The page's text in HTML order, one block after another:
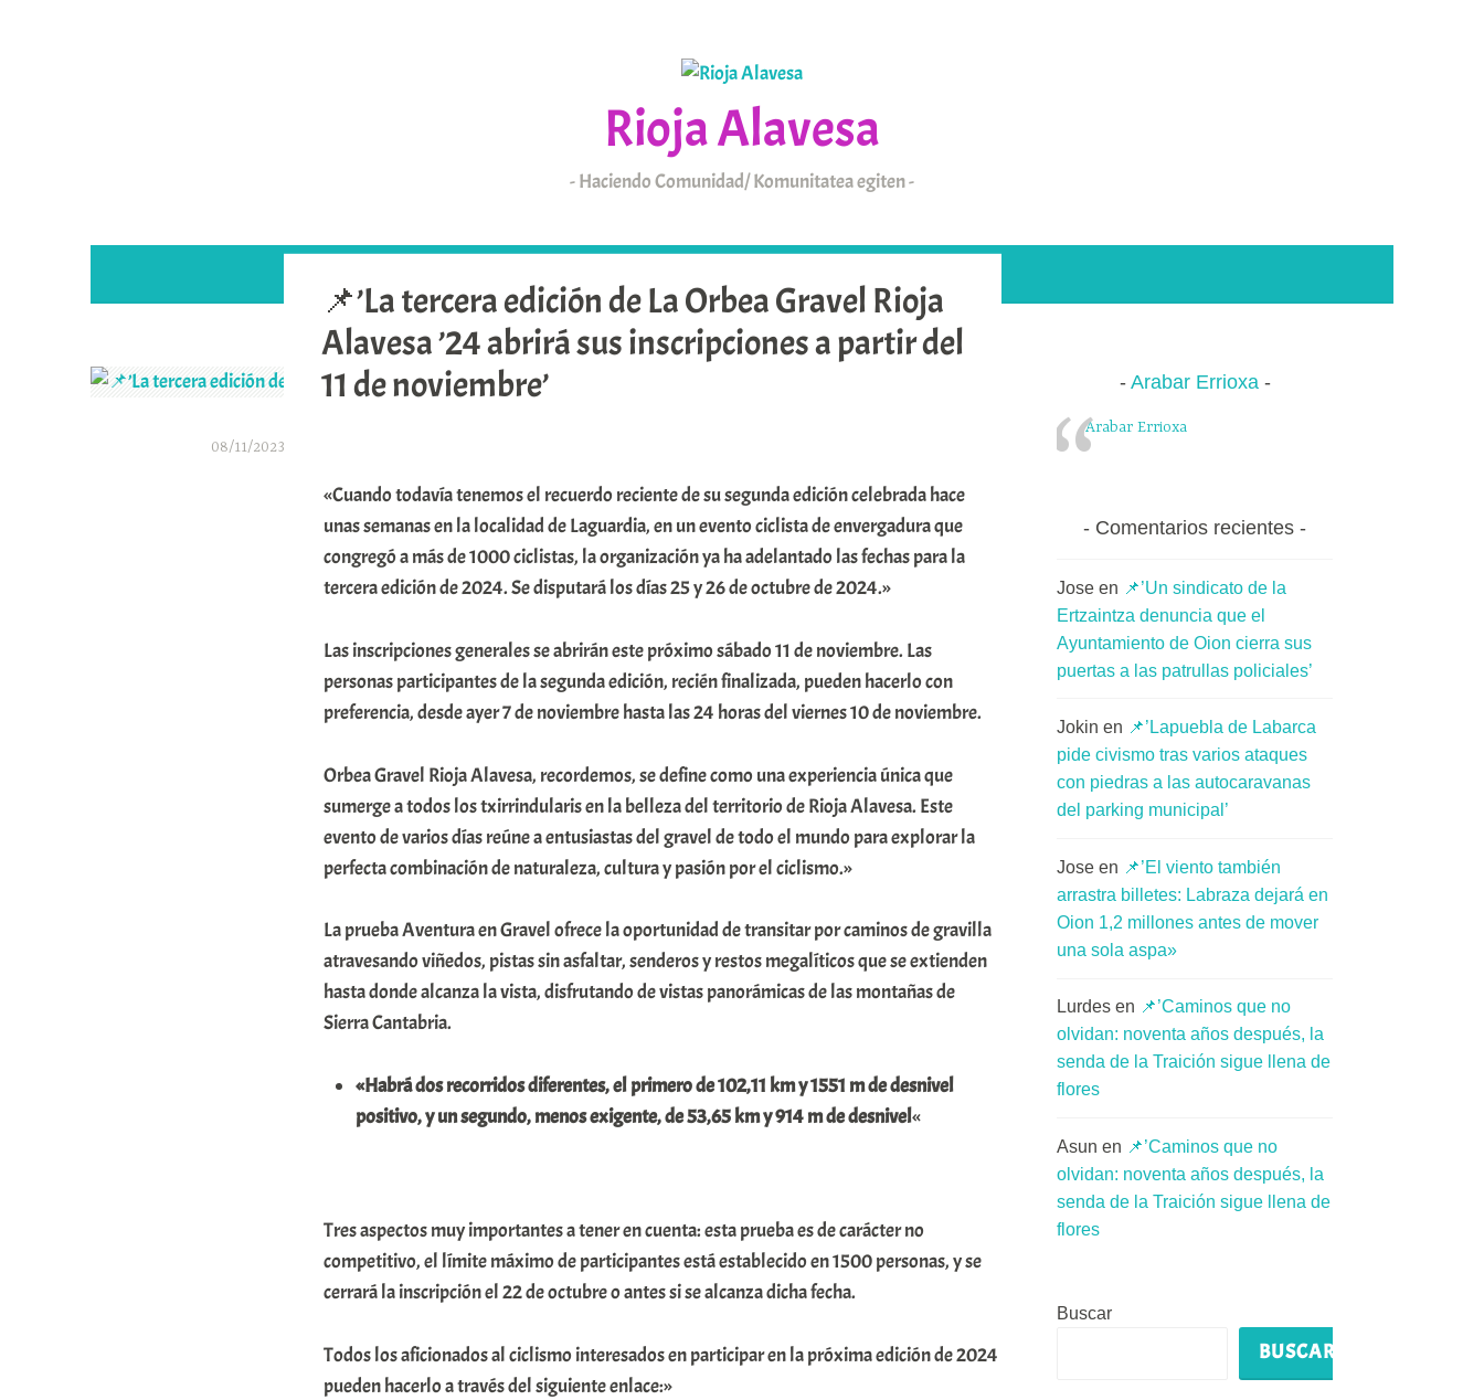
Rioja Alavesa
Haciendo Comunidad/ Komunitatea egiten
📌’La tercera edición de La Orbea Gravel Rioja
Alavesa ’24 abrirá sus inscripciones a partir del
11 de noviembre’
08/11/2023
«Cuando todavía tenemos el recuerdo reciente de su segunda edición celebrada hace
unas semanas en la localidad de Laguardia, en un evento ciclista de envergadura que
congregó a más de 1000 ciclistas, la organización ya ha adelantado las fechas para la
tercera edición de 2024. Se disputará los días 25 y 26 de octubre de 2024.»
Las inscripciones generales se abrirán este próximo sábado 11 de noviembre. Las
personas participantes de la segunda edición, recién finalizada, pueden hacerlo con
preferencia, desde ayer 7 de noviembre hasta las 24 horas del viernes 10 de noviembre.
Orbea Gravel Rioja Alavesa, recordemos, se define como una experiencia única que
sumerge a todos los txirrindularis en la belleza del territorio de Rioja Alavesa. Este
evento de varios días reúne a entusiastas del gravel de todo el mundo para explorar la
perfecta combinación de naturaleza, cultura y pasión por el ciclismo.»
La prueba Aventura en Gravel ofrece la oportunidad de transitar por caminos de gravilla
atravesando viñedos, pistas sin asfaltar, senderos y restos megalíticos que se extienden
hasta donde alcanza la vista, disfrutando de vistas panorámicas de las montañas de
Sierra Cantabria.
«Habrá dos recorridos diferentes, el primero de 102,11 km y 1551 m de desnivel
positivo, y un segundo, menos exigente, de 53,65 km y 914 m de desnivel«
Tres aspectos muy importantes a tener en cuenta: esta prueba es de carácter no
competitivo, el límite máximo de participantes está establecido en 1500 personas, y se
cerrará la inscripción el 22 de octubre o antes si se alcanza dicha fecha.
Todos los aficionados al ciclismo interesados en participar en la próxima edición de 2024
pueden hacerlo a través del siguiente enlace:»
Arabar Errioxa
Arabar Errioxa
Comentarios recientes
Jose en 📌’Un sindicato de la
Ertzaintza denuncia que el
Ayuntamiento de Oion cierra sus
puertas a las patrullas policiales’
Jokin en 📌’Lapuebla de Labarca
pide civismo tras varios ataques
con piedras a las autocaravanas
del parking municipal’
Jose en 📌’El viento también
arrastra billetes: Labraza dejará en
Oion 1,2 millones antes de mover
una sola aspa»
Lurdes en 📌’Caminos que no
olvidan: noventa años después, la
senda de la Traición sigue llena de
flores
Asun en 📌’Caminos que no
olvidan: noventa años después, la
senda de la Traición sigue llena de
flores
Buscar
BUSCAR